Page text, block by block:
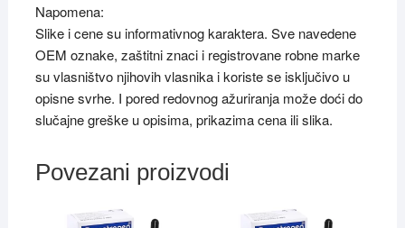
Napomena:
Slike i cene su informativnog karaktera. Sve navedene
OEM oznake, zaštitni znaci i registrovane robne marke
su vlasništvo njihovih vlasnika i koriste se isključivo u
opisne svrhe. I pored redovnog ažuriranja može doći do
slučajne greške u opisima, prikazima cena ili slika.
Povezani proizvodi